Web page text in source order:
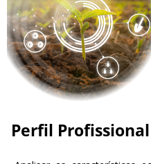
Perfil Profissional